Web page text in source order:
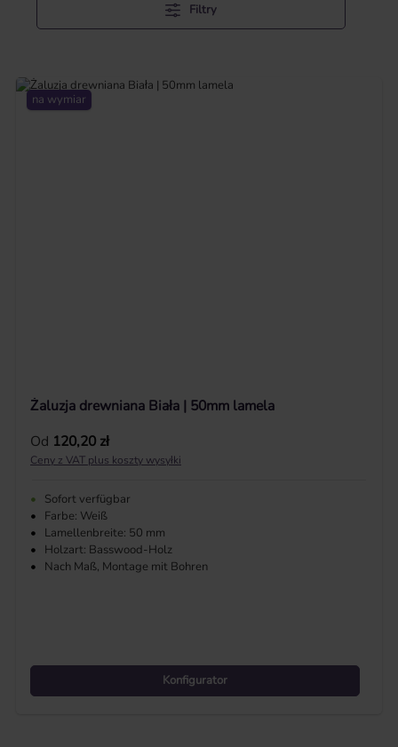
Filtry
na wymiar
Żaluzja drewniana Biała | 50mm lamela
Cena regularna:
Od 120,20 zł
Ceny z VAT plus koszty wysyłki
•
Sofort verfügbar
•
Farbe: Weiß
•
Lamellenbreite: 50 mm
•
Holzart: Basswood-Holz
•
Nach Maß, Montage mit Bohren
Konfigurator